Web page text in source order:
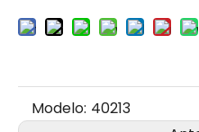
Modelo: 40213